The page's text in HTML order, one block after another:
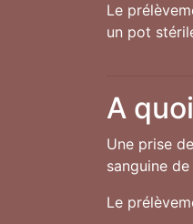
Le
un pot
A
Une prise
sanguine
Le